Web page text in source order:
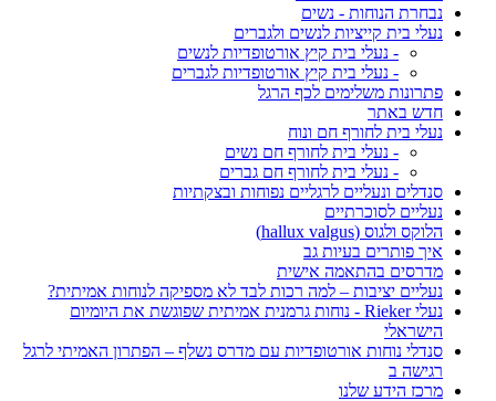
נבחרת הנוחות - נשים
נעלי בית קייציות לנשים ולגברים
- נעלי בית קיץ אורטופדיות לנשים
- נעלי בית קיץ אורטופדיות לגברים
פתרונות משלימים לכף הרגל
חדש באתר
נעלי בית לחורף חם ונוח
- נעלי בית לחורף חם נשים
- נעלי בית לחורף חם גברים
סנדלים ונעליים לרגליים נפוחות ובצקתיות
נעליים לסוכרתיים
הלוקס ולגוס (hallux valgus)
איך פותרים בעיות גב
מדרסים בהתאמה אישית
נעליים יציבות – למה רכות לבד לא מספיקה לנוחות אמיתית?
נעלי Rieker - נוחות גרמנית אמיתית שפוגשת את היומיום
הישראלי
סנדלי נוחות אורטופדיות עם מדרס נשלף – הפתרון האמיתי לרגל
רגישה ב
מרכז הידע שלנו